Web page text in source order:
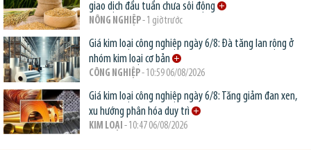
giao dịch đầu tuần chưa sôi động
NÔNG NGHIỆP- 1 giờ trước
Giá kim loại công nghiệp ngày 6/8: Đà tăng lan rộng ở
nhóm kim loại cơ bản
CÔNG NGHIỆP- 10:59 06/08/2026
Giá kim loại công nghiệp ngày 6/8: Tăng giảm đan xen,
xu hướng phân hóa duy trì
KIM LOẠI - 10:47 06/08/2026